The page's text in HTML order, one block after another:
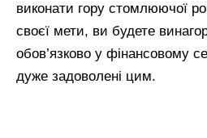
виконати гору стомлюючої
своєї мети, ви будете
обов’язково у фінансовому
дуже задоволені цим.